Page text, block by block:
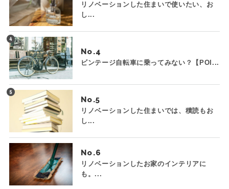
リノベーションした住まいで使いたい、お
し...
No.
ビンテージ自転車に乗ってみない？【POI...
No.
リノベーションした住まいでは、積読もお
し...
No.
リノベーションしたお家のインテリアに
も。...